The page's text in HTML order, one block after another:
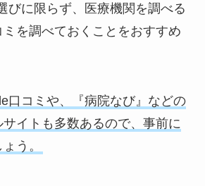
びに限らず、医療機関を調べる
を調べておくことをおすすめ
口コミや、『病院なび』などの
イトも多数あるので、事前に
う。